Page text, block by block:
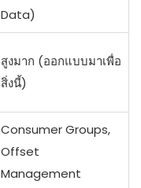
Data)
สูงมาก (ออกแบบมาเพื่อ
สิ่งนี้)
Consumer Groups,
Offset
Management